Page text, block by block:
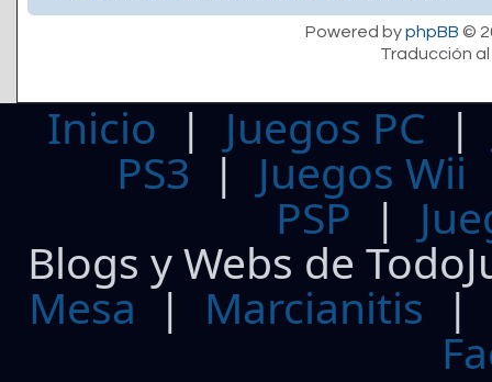
Powered byphpBB ©
Traducción
Inicio | Juegos PC
PS3| Juegos Wii
PSP |
Blogs y Webs de
Mesa | Marcianitis |